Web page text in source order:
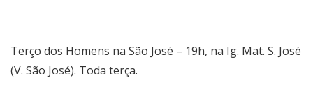
Terço dos Homens na São José – 19h, na Ig. Mat. S. José
(V. São José). Toda terça.